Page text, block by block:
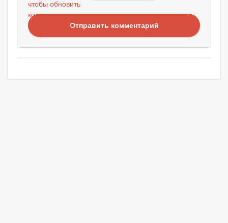
Отправить комментарий